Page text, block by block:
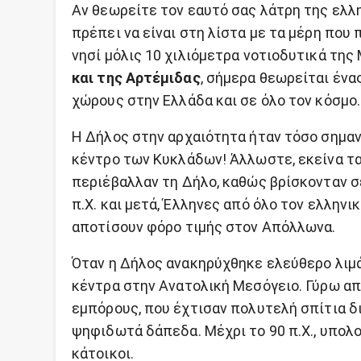
Αν θεωρείτε τον εαυτό σας λάτρη της
πρέπει να είναι στη λίστα με τα μέρη
νησί μόλις 10 χιλιόμετρα νοτιοδυτικά
και της Αρτέμιδας, σήμερα θεωρείται
χώρους στην Ελλάδα και σε όλο τον κόσμο.
Η Δήλος στην αρχαιότητα ήταν τόσο
κέντρο των Κυκλάδων! Άλλωστε, εκείνα
περιέβαλλαν τη Δήλο, καθώς βρίσκονταν
π.Χ. και μετά, Έλληνες από όλο τον
αποτίσουν φόρο τιμής στον Απόλλωνα.
Όταν η Δήλος ανακηρύχθηκε ελεύθερο
κέντρα στην Ανατολική Μεσόγειο. Γύρω
εμπόρους, που έχτισαν πολυτελή σπίτια
ψηφιδωτά δάπεδα. Μέχρι το 90 π.Χ.,
κάτοικοι.